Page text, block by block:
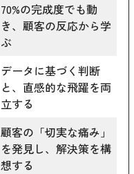
70%の完成度でも動
き、顧客の反応から学
ぶ
データに基づく判断
と、直感的な飛躍を両
立する
顧客の「切実な痛み」
を発見し、解決策を構
想する